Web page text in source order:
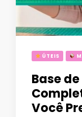
ÚTEIS
Base
Você